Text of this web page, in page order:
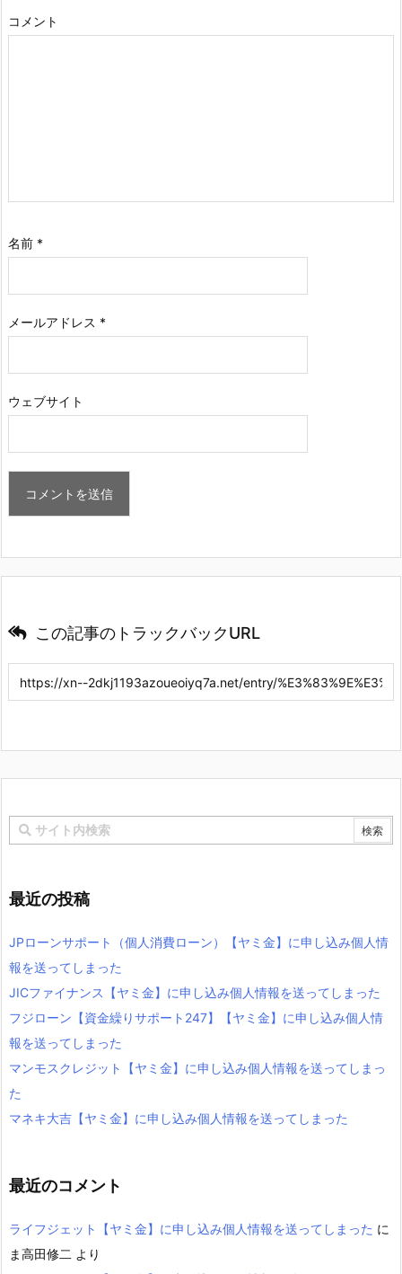
コメント
名前 *
メールアドレス *
ウェブサイト
この記事のトラックバックURL
最近の投稿
JPローンサポート（個人消費ローン）【ヤミ金】に申し込み個人情
報を送ってしまった
JICファイナンス【ヤミ金】に申し込み個人情報を送ってしまった
フジローン【資金繰りサポート247】【ヤミ金】に申し込み個人情
報を送ってしまった
マンモスクレジット【ヤミ金】に申し込み個人情報を送ってしまっ
た
マネキ大吉【ヤミ金】に申し込み個人情報を送ってしまった
最近のコメント
ライフジェット【ヤミ金】に申し込み個人情報を送ってしまった に
ま高田修二 より